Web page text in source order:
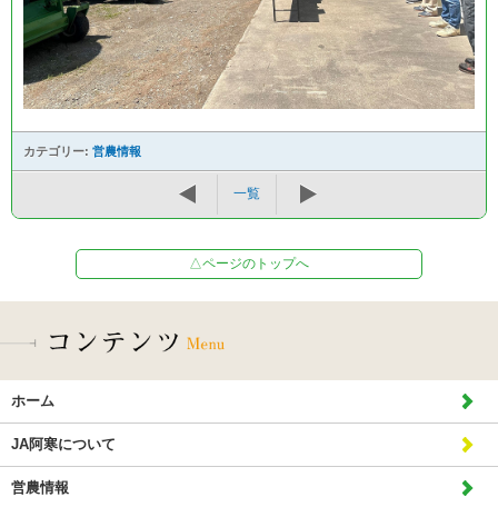
カテゴリー: 営農情報
一覧
△ページのトップへ
ホーム
JA阿寒について
営農情報